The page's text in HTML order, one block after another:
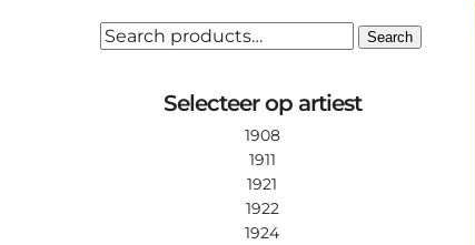
SEARCH
Search
Selecteer op artiest
1908
1911
1921
1922
1924